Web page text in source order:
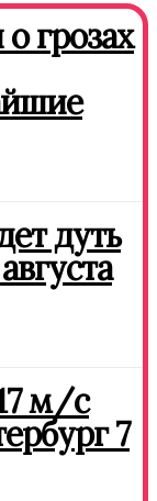
грозах
дуть
м/с
7